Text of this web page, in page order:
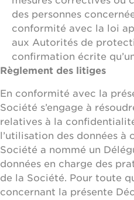
des personnes
conformité avec la loi
aux Autorités de
confirmation écrite
Règlement des litiges
En conformité avec la
Société s’engage à
relatives à la
l’utilisation des données à
Société a nommé un
données en charge des
de la Société. Pour toute
concernant la présente